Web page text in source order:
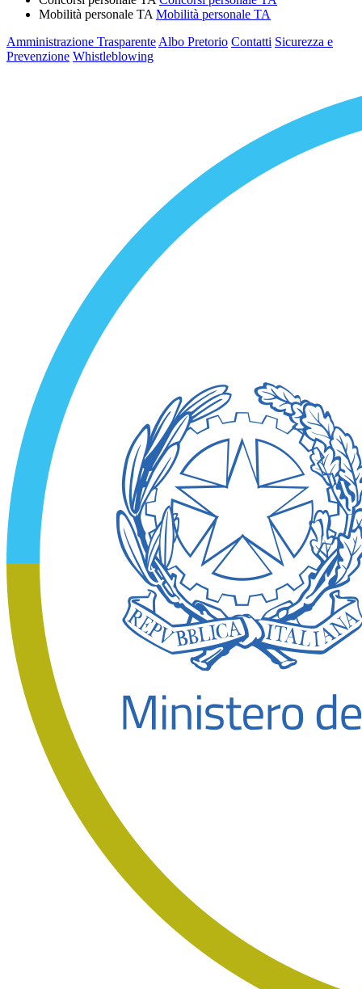
Mobilità personale TA Mobilità personale TA
Amministrazione Trasparente Albo Pretorio Contatti Sicurezza e
Prevenzione Whistleblowing